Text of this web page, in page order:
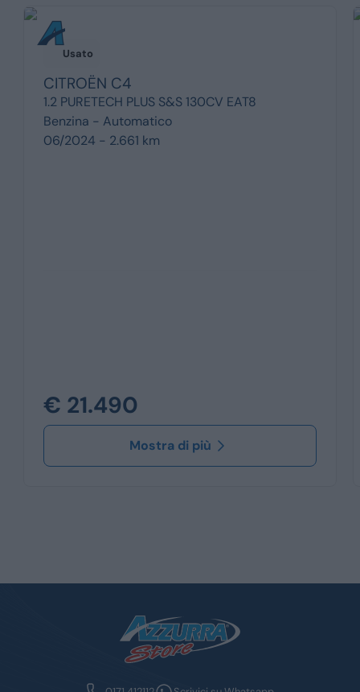
Usato
CITROËN C4
1.2 PURETECH PLUS S&S 130CV EAT8
Benzina - Automatico
06/2024 - 2.661 km
€ 21.490
Mostra di più